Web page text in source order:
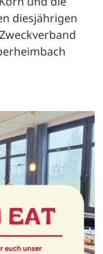
diesjährigen